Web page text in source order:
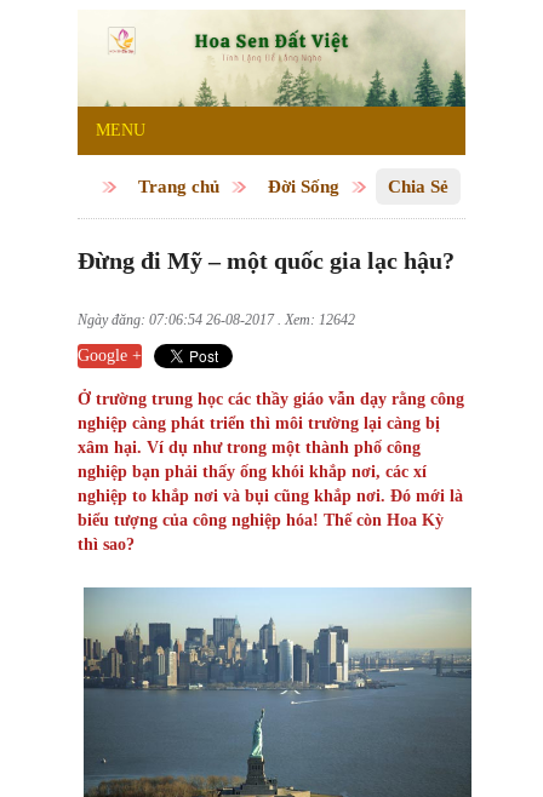
MENU
Trang chủ Đời Sống Chia Sẻ
Đừng đi Mỹ – một quốc gia lạc hậu?
Ngày đăng: 07:06:54 26-08-2017 . Xem: 12642
Google +
Ở trường trung học các thầy giáo vẫn dạy rằng công
nghiệp càng phát triển thì môi trường lại càng bị
xâm hại. Ví dụ như trong một thành phố công
nghiệp bạn phải thấy ống khói khắp nơi, các xí
nghiệp to khắp nơi và bụi cũng khắp nơi. Đó mới là
biểu tượng của công nghiệp hóa! Thế còn Hoa Kỳ
thì sao?